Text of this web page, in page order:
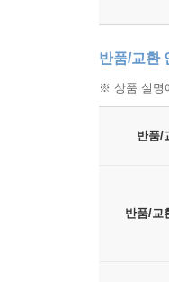
반품/교환
※ 상품 설명
반품/
반품/교